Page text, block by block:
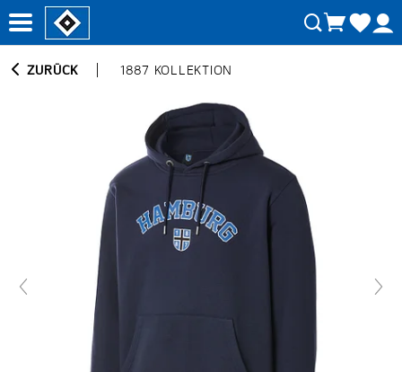
ZURÜCK 1887 KOLLEKTION